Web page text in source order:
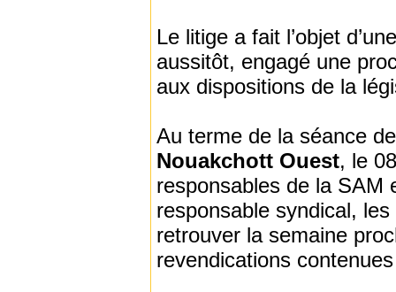
Le litige a fait l’objet
aussitôt, engagé une
aux dispositions de la
Au terme de la séance
Nouakchott Ouest, le
responsables de la SAM
responsable syndical,
retrouver la semaine
revendications